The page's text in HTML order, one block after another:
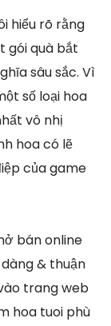
hiểu rõ rằng
gói quà bắt
sâu sắc. Vì
số loại hoa
vô nhị
hoa có lẽ
của game
bán online
& thuận
trang web
hoa tuoi phù